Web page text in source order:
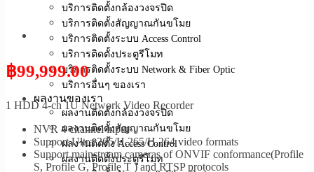
บริการติดตั้งกล้องวงจรปิด
บริการติดตั้งสัญญาณกันขโมย
บริการติดตั้งระบบ Access Control
บริการติดตั้งประตูรีโมท
บริการติดตั้งระบบ Network & Fiber Optic
บริการอื่นๆ ของเรา
ผลงานของเรา
ผลงานติดตั้งกล้องวงจรปิด
ผลงานติดตั้งสัญญาณกันขโมย
ผลงานติดตั้ง Access Control
ผลงานติดตั้งประตูรีโมท
฿99,999.00
1 HDD 4-ch 1U Network Video Recorder
NVR 4 channel input
Support Ultra 265/H.265/H.264 video formats
Support mainstream cameras of ONVIF conformance(Profile
S, Profile G, Profile T ) and RTSP protocols